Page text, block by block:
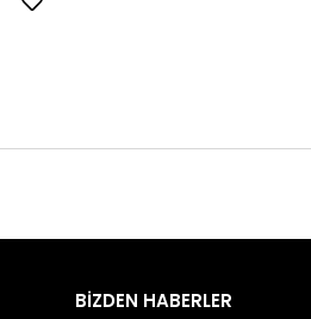
BİZDEN HABERLER